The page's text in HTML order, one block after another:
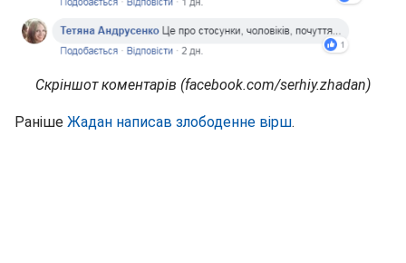
Скріншот коментарів (facebook.com/serhiy.zhadan)
Раніше Жадан написав злободенне вірш.